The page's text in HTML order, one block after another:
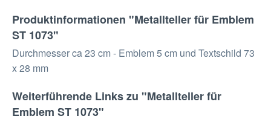
Produktinformationen "Metallteller für Emblem
ST 1073"
Durchmesser ca 23 cm - Emblem 5 cm und Textschild 73
x 28 mm
Weiterführende Links zu "Metallteller für
Emblem ST 1073"